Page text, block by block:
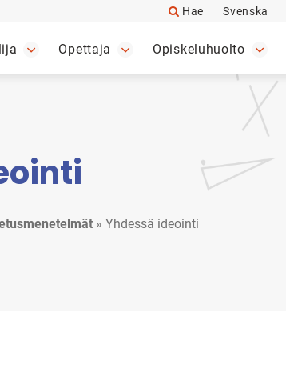
Hae Svenska
Opettaja Opiskeluhuolto
» Yhdessä ideointi